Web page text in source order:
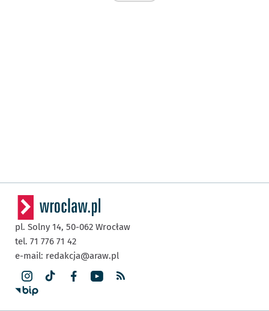
pl. Solny 14, 50-062 Wrocław
tel. 71 776 71 42
e-mail: redakcja@araw.pl